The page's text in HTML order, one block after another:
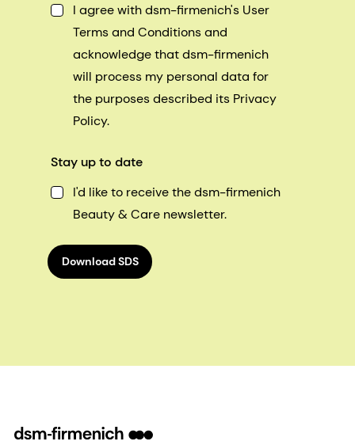
I agree with dsm-firmenich's User
Terms and Conditions and
acknowledge that dsm-firmenich
will process my personal data for
the purposes described its Privacy
Policy.
Stay up to date
I'd like to receive the dsm-firmenich
Beauty & Care newsletter.
Download SDS